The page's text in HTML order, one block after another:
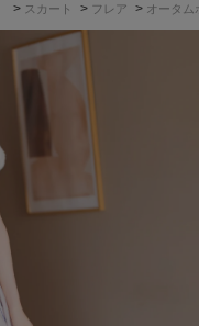
> スカート > フレア > オータム